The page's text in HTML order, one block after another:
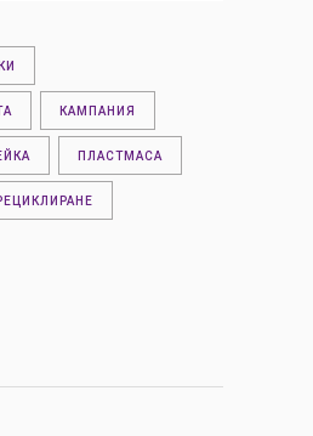
КАМПАНИЯ
ПЛАСТМАСА